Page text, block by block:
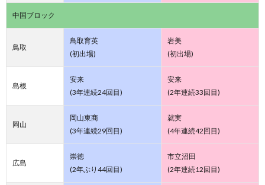
中国ブロック
鳥取
鳥取育英
(初出場)
岩美
(初出場)
島根
安来
(3年連続24回目)
安来
(2年連続33回目)
岡山
岡山東商
(3年連続29回目)
就実
(4年連続42回目)
広島
崇徳
(2年ぶり44回目)
市立沼田
(2年連続12回目)